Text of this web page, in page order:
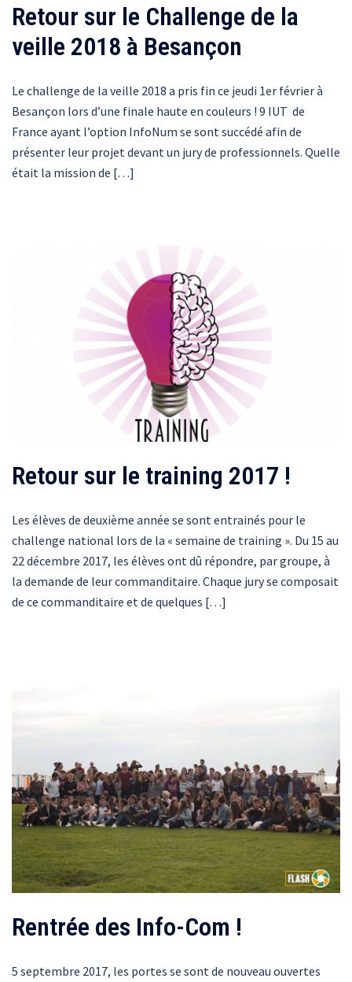
Retour sur le Challenge de la
veille 2018 à Besançon
Le challenge de la veille 2018 a pris fin ce jeudi 1er février à
Besançon lors d’une finale haute en couleurs ! 9 IUT de
France ayant l’option InfoNum se sont succédé afin de
présenter leur projet devant un jury de professionnels. Quelle
était la mission de […]
Retour sur le training 2017 !
Les élèves de deuxième année se sont entrainés pour le
challenge national lors de la « semaine de training ». Du 15 au
22 décembre 2017, les élèves ont dû répondre, par groupe, à
la demande de leur commanditaire. Chaque jury se composait
de ce commanditaire et de quelques […]
Rentrée des Info-Com !
5 septembre 2017, les portes se sont de nouveau ouvertes